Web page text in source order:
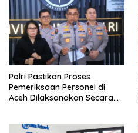
Polri Pastikan Proses
Pemeriksaan Personel di
Aceh Dilaksanakan Secara